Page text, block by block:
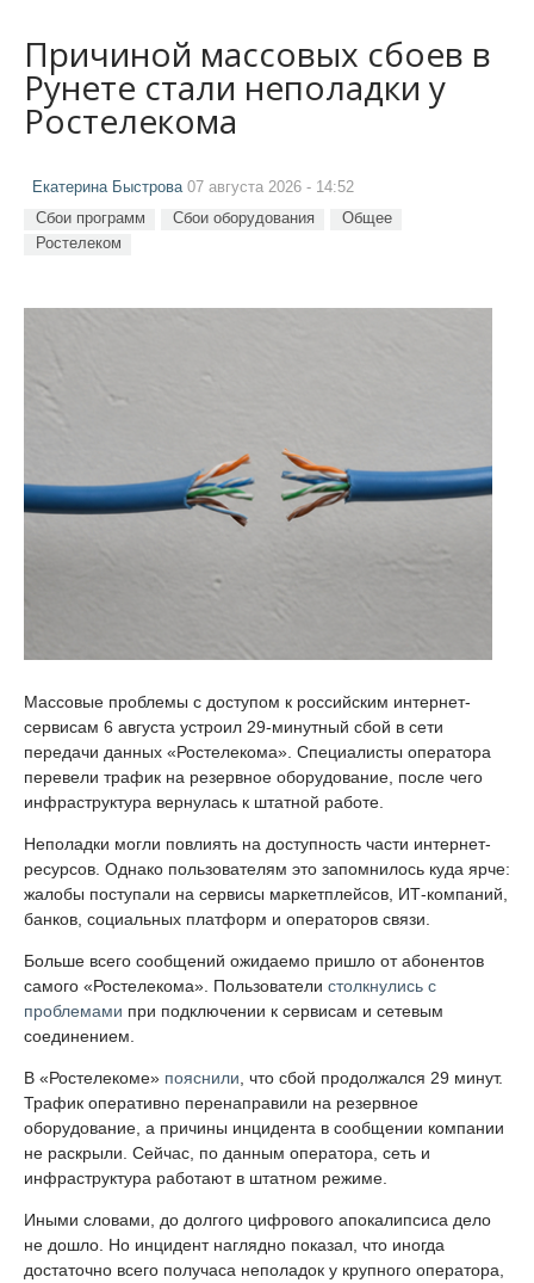
Причиной массовых сбоев в
Рунете стали неполадки у
Ростелекома
Екатерина Быстрова07 августа 2026 - 14:52
Сбои программ Сбои оборудования
Общее
Ростелеком
Массовые проблемы с доступом к российским интернет-
сервисам 6 августа устроил 29-минутный сбой в сети
передачи данных «Ростелекома». Специалисты оператора
перевели трафик на резервное оборудование, после чего
инфраструктура вернулась к штатной работе.
Неполадки могли повлиять на доступность части интернет-
ресурсов. Однако пользователям это запомнилось куда ярче:
жалобы поступали на сервисы маркетплейсов, ИТ-компаний,
банков, социальных платформ и операторов связи.
Больше всего сообщений ожидаемо пришло от абонентов
самого «Ростелекома». Пользователи столкнулись с
проблемами при подключении к сервисам и сетевым
соединением.
В «Ростелекоме» пояснили , что сбой продолжался 29 минут.
Трафик оперативно перенаправили на резервное
оборудование, а причины инцидента в сообщении компании
не раскрыли. Сейчас, по данным оператора, сеть и
инфраструктура работают в штатном режиме.
Иными словами, до долгого цифрового апокалипсиса дело
не дошло. Но инцидент наглядно показал, что иногда
достаточно всего получаса неполадок у крупного оператора,